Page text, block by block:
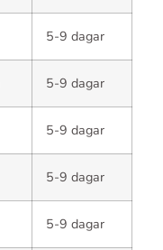
5-9 dagar
5-9 dagar
5-9 dagar
5-9 dagar
5-9 dagar